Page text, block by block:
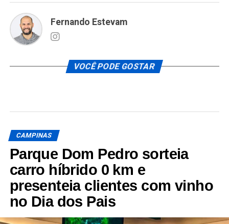
Fernando Estevam
VOCÊ PODE GOSTAR
CAMPINAS
Parque Dom Pedro sorteia
carro híbrido 0 km e
presenteia clientes com vinho
no Dia dos Pais